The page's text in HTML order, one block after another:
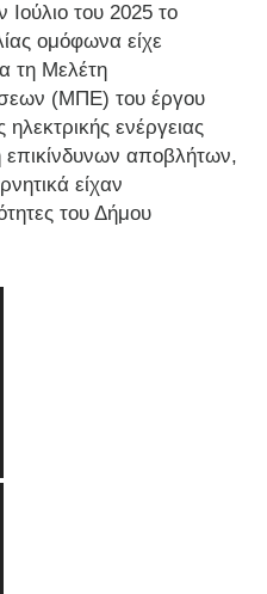
Ιούλιο του 2025 το
ομόφωνα είχε
τη Μελέτη
(ΜΠΕ) του έργου
ενέργειας
αποβλήτων,
είχαν
του Δήμου